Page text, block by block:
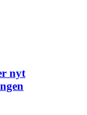
nyt